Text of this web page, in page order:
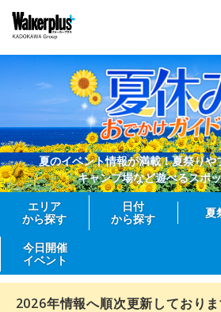
夏のイベント情報が満載！夏祭りや
キャンプ場など遊べるスポ
エリア
から探す
日付
から探す
夏
今日開催
イベント
2026年情報へ順次更新しており